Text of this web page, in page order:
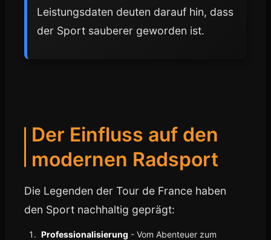
Leistungsdaten deuten darauf hin, dass
der Sport sauberer geworden ist.
Der Einfluss auf den
modernen Radsport
Die Legenden der Tour de France haben
den Sport nachhaltig geprägt:
Professionalisierung - Vom Abenteuer zum